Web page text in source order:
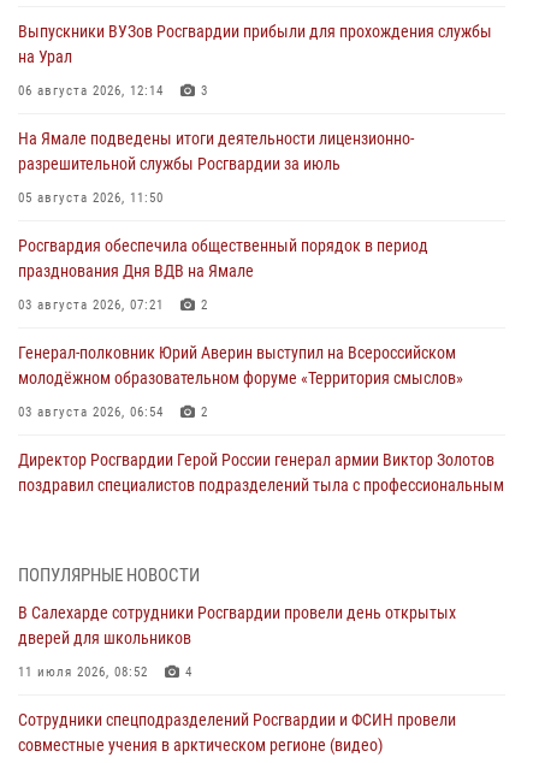
Выпускники ВУЗов Росгвардии прибыли для прохождения службы
на Урал
06 августа 2026, 12:14 3
На Ямале подведены итоги деятельности лицензионно-
разрешительной службы Росгвардии за июль
05 августа 2026, 11:50
Росгвардия обеспечила общественный порядок в период
празднования Дня ВДВ на Ямале
03 августа 2026, 07:21 2
Генерал-полковник Юрий Аверин выступил на Всероссийском
молодёжном образовательном форуме «Территория смыслов»
03 августа 2026, 06:54 2
Директор Росгвардии Герой России генерал армии Виктор Золотов
поздравил специалистов подразделений тыла с профессиональным
30 июля 2026, 09:34
Офицеры спецназа Росгвардии провели практическое занятие для
29 июля 2026, 10:42
ПОПУЛЯРНЫЕ НОВОСТИ
В Салехарде сотрудники Росгвардии провели день открытых
дверей для школьников
11 июля 2026, 08:52 4
Сотрудники спецподразделений Росгвардии и ФСИН провели
совместные учения в арктическом регионе (видео)